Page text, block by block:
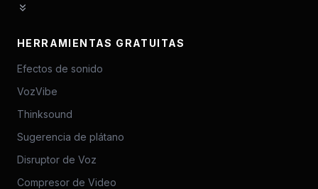
HERRAMIENTAS GRATUITAS
Efectos de sonido
VozVibe
Thinksound
Sugerencia de plátano
Disruptor de Voz
Compresor de Video